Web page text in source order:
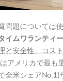
問題については
イムワランティー
と安全性、コス
アメリカで最も
全米シェアNo.1)